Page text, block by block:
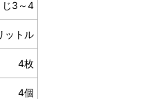
じ3～4
ットル
4枚
4個